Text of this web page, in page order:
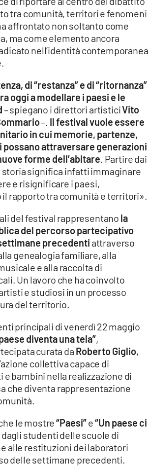
tra comunità, territori e fenomeni
affrontato non soltanto come
ma come elemento ancora
nell’identità contemporanea
di “restanza” e di “ritornanza”
oggi a modellare i paesi e le
– spiegano i direttori artisticiVito
–. Il festival vuole essere
in cui memorie, partenze,
attraversare generazioni
forme dell’abitare . Partire dai
storia significa infatti immaginare
e risignificare i paesi,
rapporto tra comunità e territori».
del festival rappresentano la
del percorso partecipativo
precedenti attraverso
genealogia familiare, alla
e alla raccolta di
Un lavoro che ha coinvolto
e studiosi in un processo
del territorio.
principali di venerdì 22 maggio
diventa una tela”,
curata da Roberto Giglio,
collettiva capace di
bambini nella realizzazione di
che diventa rappresentazione
le mostre“Paesi”e“Un paese ci
dagli studenti delle scuole di
alle restituzioni dei laboratori
delle settimane precedenti.